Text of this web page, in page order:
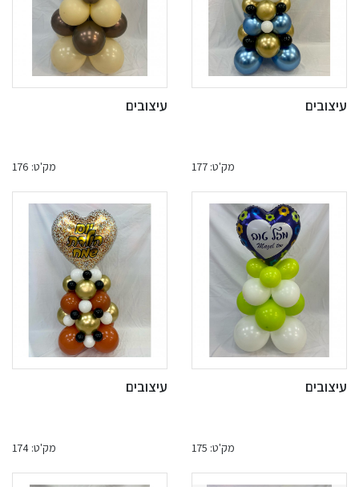
עיצובים
מק'ט: 177
עיצובים
מק'ט: 176
עיצובים
מק'ט: 175
עיצובים
מק'ט: 174